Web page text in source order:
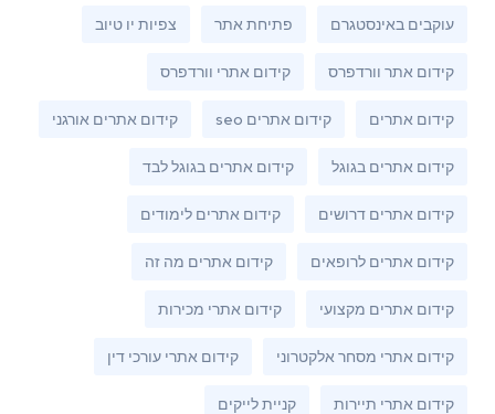
עוקבים באינסטגרם פתיחת אתר צפיות יו טיוב
קידום אתר וורדפרס קידום אתרי וורדפרס
קידום אתרים קידום אתרים seo קידום אתרים אורגני
קידום אתרים בגוגל קידום אתרים בגוגל לבד
קידום אתרים דרושים קידום אתרים לימודים
קידום אתרים לרופאים קידום אתרים מה זה
קידום אתרים מקצועי קידום אתרי מכירות
קידום אתרי מסחר אלקטרוני קידום אתרי עורכי דין
קידום אתרי תיירות קניית לייקים